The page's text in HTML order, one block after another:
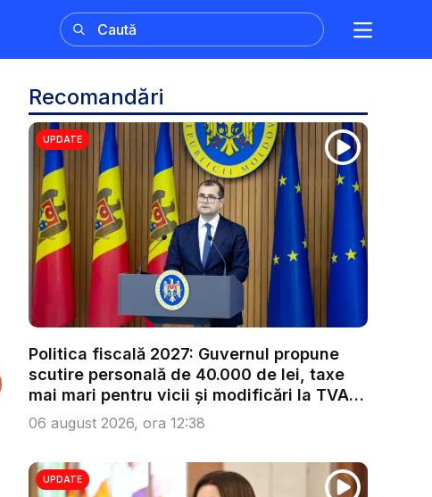
Recomandări
UPDATE
Politica fiscală 2027: Guvernul propune
scutire personală de 40.000 de lei, taxe
mai mari pentru vicii și modificări la TVA.
...
06 august 2026, ora 12:38
UPDATE